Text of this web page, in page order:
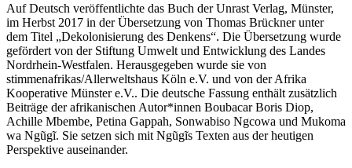
Auf Deutsch veröffentlichte das Buch der Unrast Verlag, Münster,
im Herbst 2017 in der Übersetzung von Thomas Brückner unter
dem Titel „Dekolonisierung des Denkens“. Die Übersetzung wurde
gefördert von der Stiftung Umwelt und Entwicklung des Landes
Nordrhein-Westfalen. Herausgegeben wurde sie von
stimmenafrikas/Allerweltshaus Köln e.V. und von der Afrika
Kooperative Münster e.V.. Die deutsche Fassung enthält zusätzlich
Beiträge der afrikanischen Autor*innen Boubacar Boris Diop,
Achille Mbembe, Petina Gappah, Sonwabiso Ngcowa und Mukoma
wa Ngũgĩ. Sie setzen sich mit Ngũgĩs Texten aus der heutigen
Perspektive auseinander.